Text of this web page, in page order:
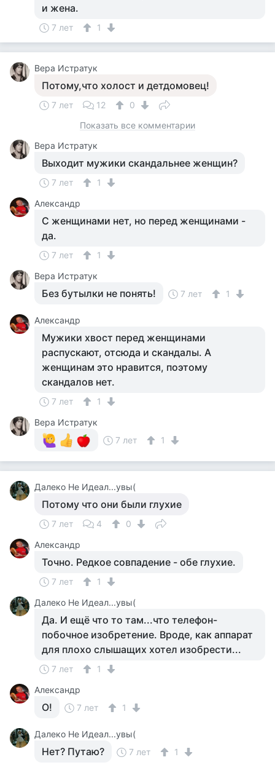
и жена.
7 лет 1
Вера Истратук
Потому,что холост и детдомовец!
7 лет 12
0
Показать все комментарии
Вера Истратук
Выходит мужики скандальнее женщин?
7 лет
1
Александр
С женщинами нет, но перед женщинами -
да.
7 лет
1
Вера Истратук
Без бутылки не понять! 7 лет 1
Александр
Мужики хвост перед женщинами
распускают, отсюда и скандалы. А
женщинам это нравится, поэтому
скандалов нет.
7 лет
1
Вера Истратук
7 лет
1
Далеко Не Идеал...увы(
Потому что они были глухие
7 лет 4
0
Александр
Точно. Редкое совпадение - обе глухие.
7 лет
1
Далеко Не Идеал...увы(
Да. И ещё что то там...что телефон-
побочное изобретение. Вроде, как аппарат
для плохо слышащих хотел изобрести...
7 лет
1
Александр
О! 7 лет 1
Далеко Не Идеал...увы(
Нет? Путаю? 7 лет 1